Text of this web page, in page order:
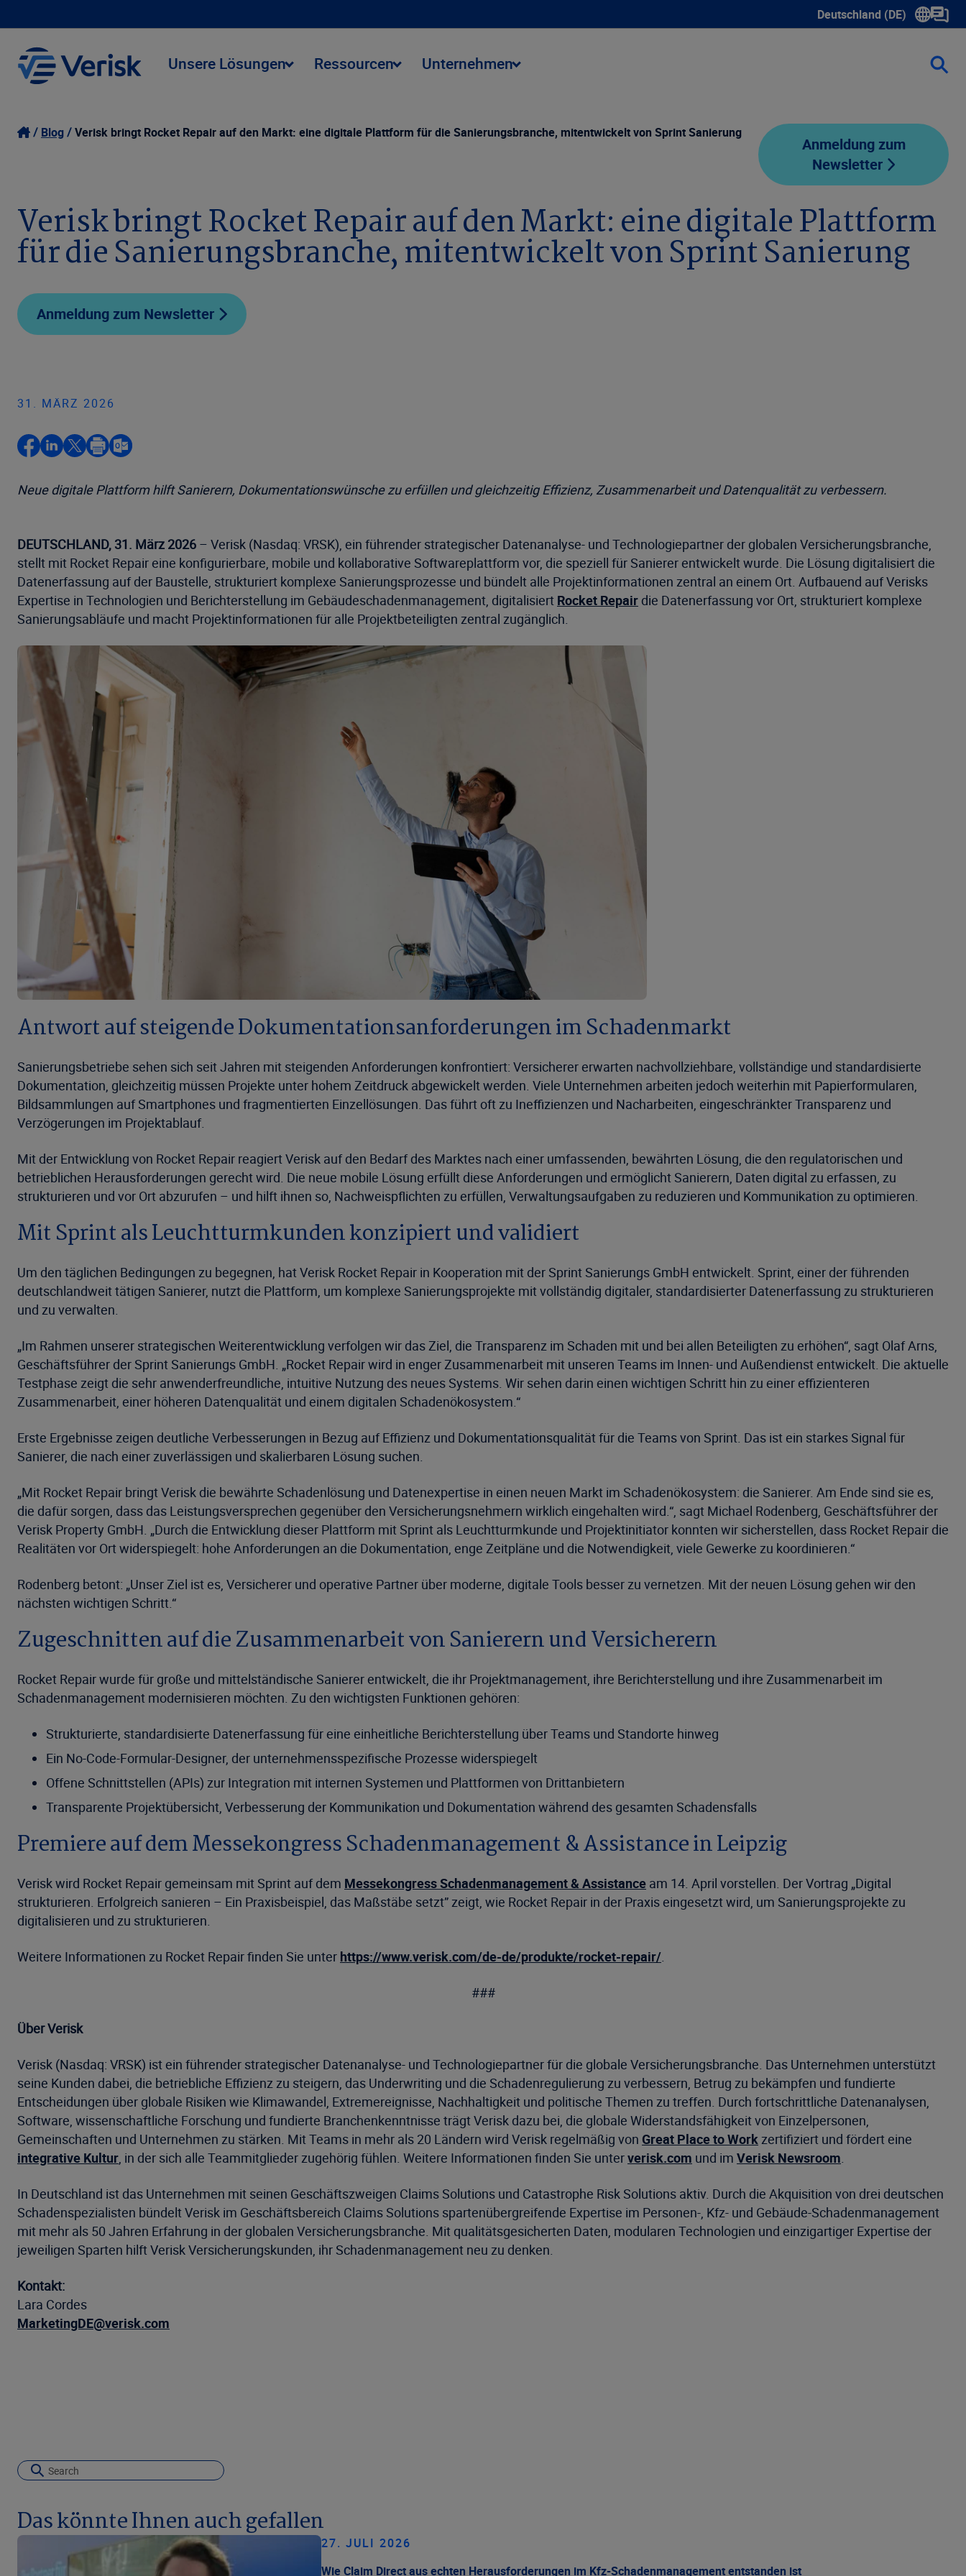
Deutschland (DE)
Show submenu for
Unsere Lösungen Ressourcen Unternehmen
Blog Verisk bringt Rocket Repair auf den Markt: eine digitale Plattform für die Sanierungsbranche, mitentwickelt von Sprint Sanierung
Anmeldung zum
Newsletter
Verisk bringt Rocket Repair auf den Markt: eine digitale Plattform
für die Sanierungsbranche, mitentwickelt von Sprint Sanierung
Anmeldung zum Newsletter
31. MÄRZ 2026
Neue digitale Plattform hilft Sanierern, Dokumentationswünsche zu erfüllen und gleichzeitig Effizienz, Zusammenarbeit und Datenqualität zu verbessern.
DEUTSCHLAND, 31. März 2026 – Verisk (Nasdaq: VRSK), ein führender strategischer Datenanalyse- und Technologiepartner der globalen Versicherungsbranche,
stellt mit Rocket Repair eine konfigurierbare, mobile und kollaborative Softwareplattform vor, die speziell für Sanierer entwickelt wurde. Die Lösung digitalisiert die
Datenerfassung auf der Baustelle, strukturiert komplexe Sanierungsprozesse und bündelt alle Projektinformationen zentral an einem Ort. Aufbauend auf Verisks
Expertise in Technologien und Berichterstellung im Gebäudeschadenmanagement, digitalisiert Rocket Repair die Datenerfassung vor Ort, strukturiert komplexe
Sanierungsabläufe und macht Projektinformationen für alle Projektbeteiligten zentral zugänglich.
Antwort auf steigende Dokumentationsanforderungen im Schadenmarkt
Sanierungsbetriebe sehen sich seit Jahren mit steigenden Anforderungen konfrontiert: Versicherer erwarten nachvollziehbare, vollständige und standardisierte
Dokumentation, gleichzeitig müssen Projekte unter hohem Zeitdruck abgewickelt werden. Viele Unternehmen arbeiten jedoch weiterhin mit Papierformularen,
Bildsammlungen auf Smartphones und fragmentierten Einzellösungen. Das führt oft zu Ineffizienzen und Nacharbeiten, eingeschränkter Transparenz und
Verzögerungen im Projektablauf.
Mit der Entwicklung von Rocket Repair reagiert Verisk auf den Bedarf des Marktes nach einer umfassenden, bewährten Lösung, die den regulatorischen und
betrieblichen Herausforderungen gerecht wird. Die neue mobile Lösung erfüllt diese Anforderungen und ermöglicht Sanierern, Daten digital zu erfassen, zu
strukturieren und vor Ort abzurufen – und hilft ihnen so, Nachweispflichten zu erfüllen, Verwaltungsaufgaben zu reduzieren und Kommunikation zu optimieren.
Mit Sprint als Leuchtturmkunden konzipiert und validiert
Um den täglichen Bedingungen zu begegnen, hat Verisk Rocket Repair in Kooperation mit der Sprint Sanierungs GmbH entwickelt. Sprint, einer der führenden
deutschlandweit tätigen Sanierer, nutzt die Plattform, um komplexe Sanierungsprojekte mit vollständig digitaler, standardisierter Datenerfassung zu strukturieren
und zu verwalten.
„Im Rahmen unserer strategischen Weiterentwicklung verfolgen wir das Ziel, die Transparenz im Schaden mit und bei allen Beteiligten zu erhöhen“, sagt Olaf Arns,
Geschäftsführer der Sprint Sanierungs GmbH. „Rocket Repair wird in enger Zusammenarbeit mit unseren Teams im Innen- und Außendienst entwickelt. Die aktuelle
Testphase zeigt die sehr anwenderfreundliche, intuitive Nutzung des neues Systems. Wir sehen darin einen wichtigen Schritt hin zu einer effizienteren
Zusammenarbeit, einer höheren Datenqualität und einem digitalen Schadenökosystem.“
Erste Ergebnisse zeigen deutliche Verbesserungen in Bezug auf Effizienz und Dokumentationsqualität für die Teams von Sprint. Das ist ein starkes Signal für
Sanierer, die nach einer zuverlässigen und skalierbaren Lösung suchen.
„Mit Rocket Repair bringt Verisk die bewährte Schadenlösung und Datenexpertise in einen neuen Markt im Schadenökosystem: die Sanierer. Am Ende sind sie es,
die dafür sorgen, dass das Leistungsversprechen gegenüber den Versicherungsnehmern wirklich eingehalten wird.“, sagt Michael Rodenberg, Geschäftsführer der
Verisk Property GmbH. „Durch die Entwicklung dieser Plattform mit Sprint als Leuchtturmkunde und Projektinitiator konnten wir sicherstellen, dass Rocket Repair die
Realitäten vor Ort widerspiegelt: hohe Anforderungen an die Dokumentation, enge Zeitpläne und die Notwendigkeit, viele Gewerke zu koordinieren.“
Rodenberg betont: „Unser Ziel ist es, Versicherer und operative Partner über moderne, digitale Tools besser zu vernetzen. Mit der neuen Lösung gehen wir den
nächsten wichtigen Schritt.“
Zugeschnitten auf die Zusammenarbeit von Sanierern und Versicherern
Rocket Repair wurde für große und mittelständische Sanierer entwickelt, die ihr Projektmanagement, ihre Berichterstellung und ihre Zusammenarbeit im
Schadenmanagement modernisieren möchten. Zu den wichtigsten Funktionen gehören:
Strukturierte, standardisierte Datenerfassung für eine einheitliche Berichterstellung über Teams und Standorte hinweg
Ein No-Code-Formular-Designer, der unternehmensspezifische Prozesse widerspiegelt
Offene Schnittstellen (APIs) zur Integration mit internen Systemen und Plattformen von Drittanbietern
Transparente Projektübersicht, Verbesserung der Kommunikation und Dokumentation während des gesamten Schadensfalls
Premiere auf dem Messekongress Schadenmanagement & Assistance in Leipzig
Verisk wird Rocket Repair gemeinsam mit Sprint auf dem Messekongress Schadenmanagement & Assistance am 14. April vorstellen. Der Vortrag „Digital
strukturieren. Erfolgreich sanieren – Ein Praxisbeispiel, das Maßstäbe setzt” zeigt, wie Rocket Repair in der Praxis eingesetzt wird, um Sanierungsprojekte zu
digitalisieren und zu strukturieren.
Weitere Informationen zu Rocket Repair finden Sie unter https://www.verisk.com/de-de/produkte/rocket-repair/
###
Über Verisk
Verisk (Nasdaq: VRSK) ist ein führender strategischer Datenanalyse- und Technologiepartner für die globale Versicherungsbranche. Das Unternehmen unterstützt
seine Kunden dabei, die betriebliche Effizienz zu steigern, das Underwriting und die Schadenregulierung zu verbessern, Betrug zu bekämpfen und fundierte
Entscheidungen über globale Risiken wie Klimawandel, Extremereignisse, Nachhaltigkeit und politische Themen zu treffen. Durch fortschrittliche Datenanalysen,
Software, wissenschaftliche Forschung und fundierte Branchenkenntnisse trägt Verisk dazu bei, die globale Widerstandsfähigkeit von Einzelpersonen,
Gemeinschaften und Unternehmen zu stärken. Mit Teams in mehr als 20 Ländern wird Verisk regelmäßig von Great Place to Work zertifiziert und fördert eine
integrative Kultur , in der sich alle Teammitglieder zugehörig fühlen. Weitere Informationen finden Sie unterverisk.com und im Verisk Newsroom
In Deutschland ist das Unternehmen mit seinen Geschäftszweigen Claims Solutions und Catastrophe Risk Solutions aktiv. Durch die Akquisition von drei deutschen
Schadenspezialisten bündelt Verisk im Geschäftsbereich Claims Solutions spartenübergreifende Expertise im Personen-, Kfz- und Gebäude-Schadenmanagement
mit mehr als 50 Jahren Erfahrung in der globalen Versicherungsbranche. Mit qualitätsgesicherten Daten, modularen Technologien und einzigartiger Expertise der
jeweiligen Sparten hilft Verisk Versicherungskunden, ihr Schadenmanagement neu zu denken.
Kontakt:
Lara Cordes
MarketingDE@verisk.com
Das könnte Ihnen auch gefallen
27. JULI 2026
Wie Claim Direct aus echten Herausforderungen im Kfz-Schadenmanagement entstanden ist